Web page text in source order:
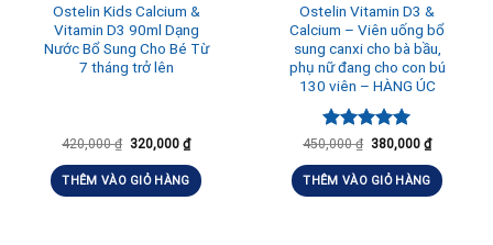
Ostelin Kids Calcium &
Vitamin D3 90ml Dạng
Nước Bổ Sung Cho Bé Từ
7 tháng trở lên
420,000₫ 320,000 ₫
THÊM VÀO GIỎ HÀNG
Ostelin Vitamin D3 &
Calcium – Viên uống bổ
sung canxi cho bà bầu,
phụ nữ đang cho con bú
130 viên – HÀNG ÚC
Được xếp
5 sao
450,000₫ 380,000 ₫
THÊM VÀO GIỎ HÀNG